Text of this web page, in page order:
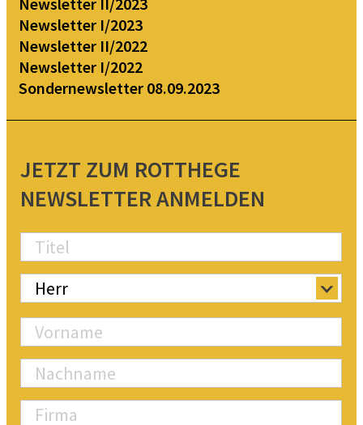
Newsletter I/2023
Newsletter II/2022
Newsletter I/2022
Sondernewsletter 08.09.2023
JETZT ZUM ROTTHEGE
NEWSLETTER ANMELDEN